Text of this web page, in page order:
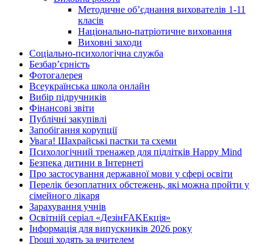
Методичне об’єднання вихователів 1-11
класів
Національно-патріотичне виховання
Виховні заходи
Соціально-психологічна служба
Безбар’єрність
Фотогалерея
Всеукраїнська школа онлайн
Вибір підручників
Фінансові звіти
Публічні закупівлі
Запобігання корупції
Увага! Шахрайські пастки та схеми
Психологічний тренажер для підлітків Happy Mind
Безпека дитини в Інтернеті
Про застосування державної мови у сфері освіти
Перелік безоплатних обстежень, які можна пройти у
сімейного лікаря
Зарахування учнів
Освітній серіал «ДезінFAKEкція»
Інформація для випускників 2026 року
Гроші ходять за вчителем